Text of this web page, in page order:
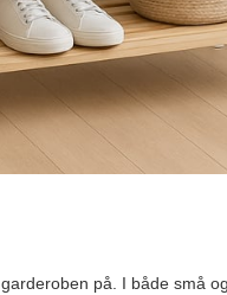
på. I både små